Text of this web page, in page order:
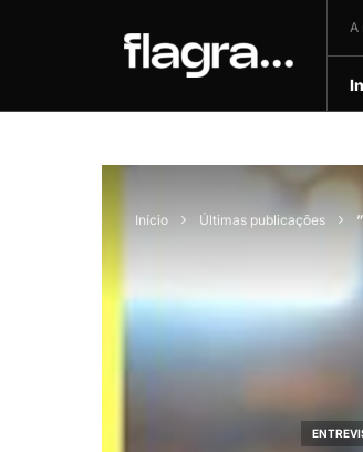
A
Início Últimas publicações